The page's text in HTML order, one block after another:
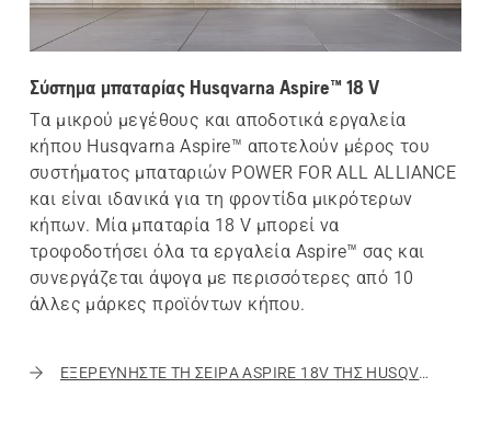
Σύστημα μπαταρίας Husqvarna Aspire™ 18 V
Τα μικρού μεγέθους και αποδοτικά εργαλεία
κήπου Husqvarna Aspire™ αποτελούν μέρος του
συστήματος μπαταριών POWER FOR ALL ALLIANCE
και είναι ιδανικά για τη φροντίδα μικρότερων
κήπων. Μία μπαταρία 18 V μπορεί να
τροφοδοτήσει όλα τα εργαλεία Aspire™ σας και
συνεργάζεται άψογα με περισσότερες από 10
άλλες μάρκες προϊόντων κήπου.
ΕΞΕΡΕΥΝΗΣΤΕ ΤΗ ΣΕΙΡΑ ASPIRE 18V ΤΗΣ HUSQVARNA